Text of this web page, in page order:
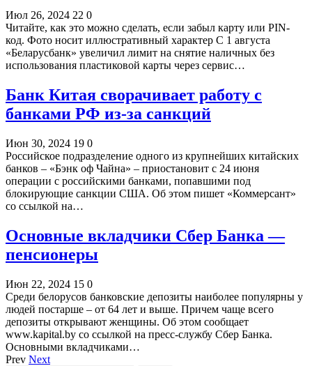
Июл 26, 2024 22 0
Читайте, как это можно сделать, если забыл карту или PIN-
код. Фото носит иллюстративный характер С 1 августа
«Беларусбанк» увеличил лимит на снятие наличных без
использования пластиковой карты через сервис…
Банк Китая сворачивает работу с
банками РФ из-за санкций
Июн 30, 2024 19 0
Российское подразделение одного из крупнейших китайских
банков – «Бэнк оф Чайна» – приостановит с 24 июня
операции с российскими банками, попавшими под
блокирующие санкции США. Об этом пишет «Коммерсант»
со ссылкой на…
Основные вкладчики Сбер Банка —
пенсионеры
Июн 22, 2024 15 0
Среди белорусов банковские депозиты наиболее популярны у
людей постарше – от 64 лет и выше. Причем чаще всего
депозиты открывают женщины. Об этом сообщает
www.kapital.by со ссылкой на пресс-службу Сбер Банка.
Основными вкладчиками…
Prev Next